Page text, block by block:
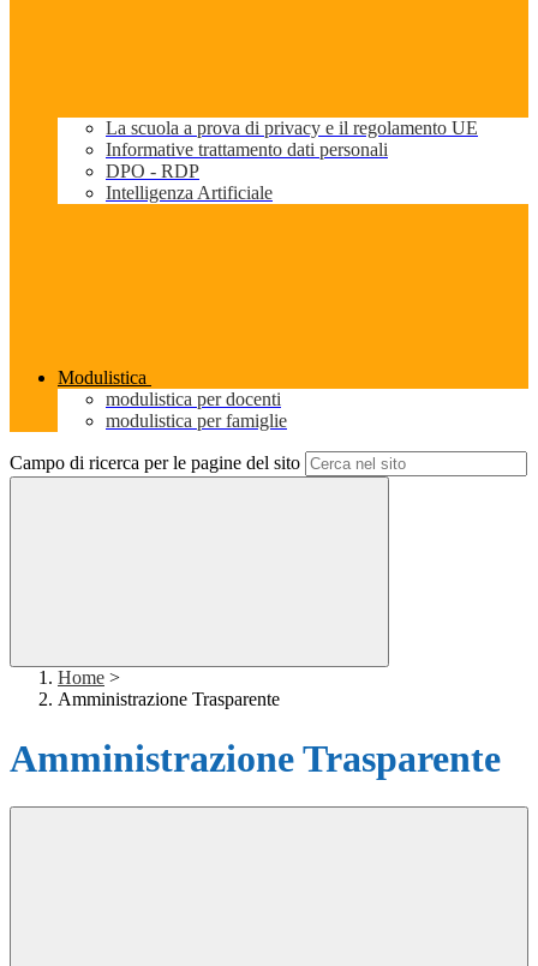
La scuola a prova di privacy e il regolamento UE
Informative trattamento dati personali
DPO - RDP
Intelligenza Artificiale
Modulistica
modulistica per docenti
modulistica per famiglie
Campo di ricerca per le pagine del sito
Home >
Amministrazione Trasparente
Amministrazione Trasparente